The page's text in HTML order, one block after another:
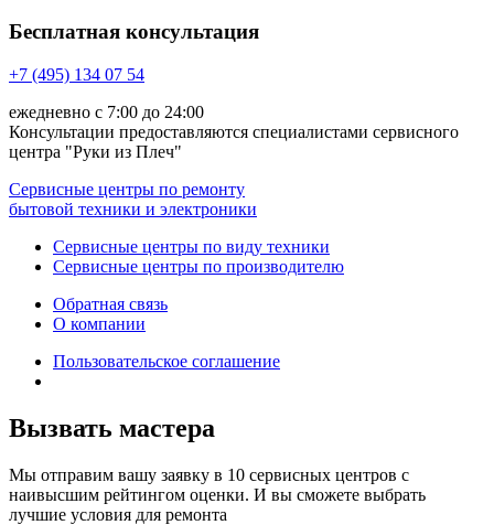
Бесплатная консультация
+7 (495) 134 07 54
ежедневно с 7:00 до 24:00
Консультации предоставляются специалистами сервисного
центра "Руки из Плеч"
Сервисные центры по ремонту
бытовой техники и электроники
Сервисные центры по виду техники
Сервисные центры по производителю
Обратная связь
О компании
Пользовательское соглашение
Вызвать мастера
Мы отправим вашу заявку в 10 сервисных центров с
наивысшим рейтингом оценки. И вы сможете выбрать
лучшие условия для ремонта